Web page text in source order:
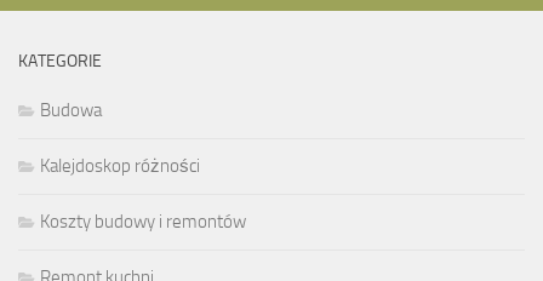
KATEGORIE
Budowa
Kalejdoskop różności
Koszty budowy i remontów